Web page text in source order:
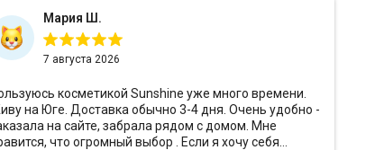
Мария Ш.
7 августа 2026
косметикой Sunshine уже много времени.
на Юге. Доставка обычно 3-4 дня. Очень удобно -
на сайте, забрала рядом с домом. Мне
что огромный выбор . Если я хочу себя